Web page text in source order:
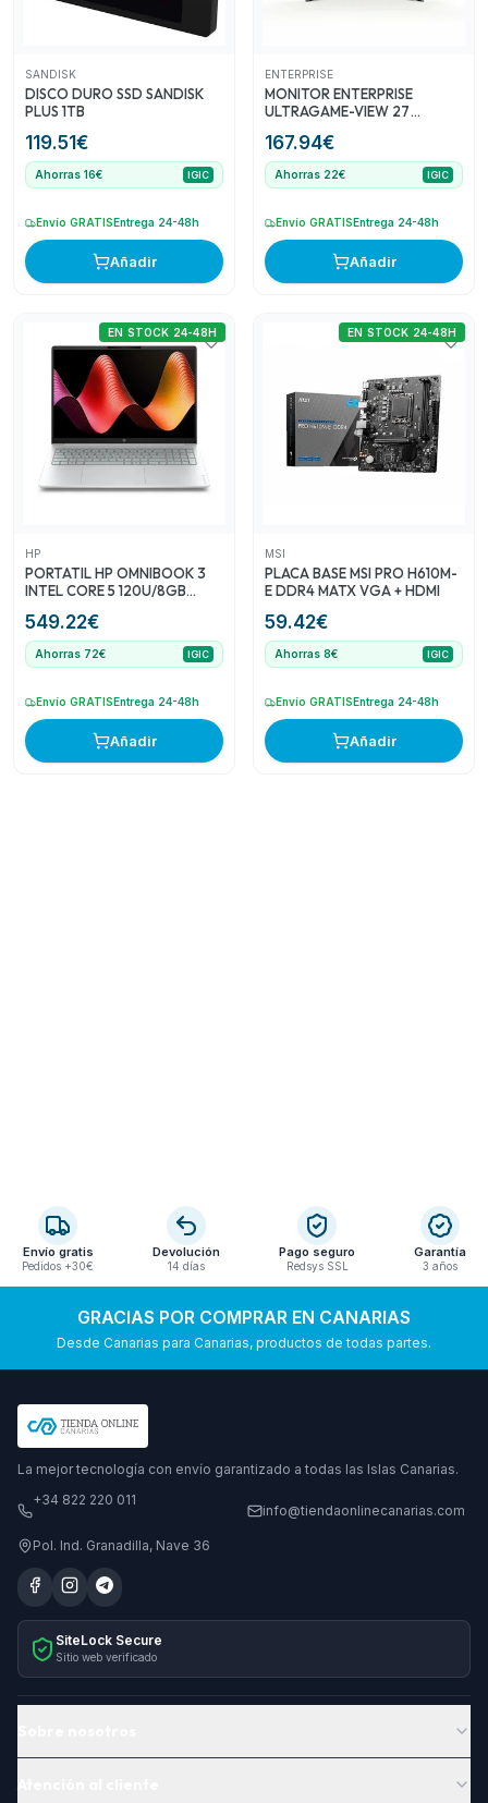
excelente opción para quienes buscan construir o
actualizar su PC, con un precio accesible para un
SANDISK
DISCO DURO SSD SANDISK
PLUS 1TB
119.51€
Ahorras 16€ IGIC
Envío GRATISEntrega 24-48h
Añadir
ENTERPRISE
MONITOR ENTERPRISE
ULTRAGAME-VIEW 27
X DISPLAYPORT MULTIMEDIA
VESA 3YR GAR
167.94€
Ahorras 22€ IGIC
Envío GRATISEntrega 24-48h
Añadir
HP
PORTATIL HP OMNIBOOK 3
INTEL CORE 5 120U/8GB
FHD/USB-C/FDOS
549.22€
EN STOCK 24-48H
Ahorras 72€ IGIC
Envío GRATIS Entrega 24-48h
Añadir
MSI
PLACA BASE MSI PRO H610M-
E DDR4 MATX VGA + HDMI
59.42€
EN STOCK 24-48H
Ahorras 8€ IGIC
Envío GRATIS Entrega 24-48h
Añadir
Envío gratis
Pedidos +30€
Devolución
14 días
Pago seguro
Redsys SSL
Garantía
3 años
GRACIAS POR COMPRAR EN CANARIAS
Desde Canarias para Canarias, productos de todas partes.
La mejor tecnología con envío garantizado a todas las Islas Canarias.
+34 822 220 011
info@tiendaonlinecanarias.com
Pol. Ind. Granadilla, Nave 36
SiteLock Secure
Sitio web verificado